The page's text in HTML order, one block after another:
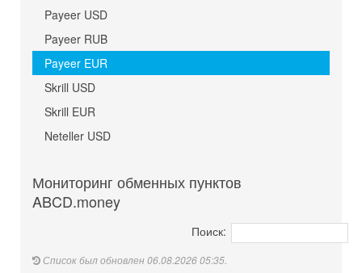
Payeer USD
Payeer RUB
Payeer EUR
Skrill USD
Skrill EUR
Neteller USD
Мониторинг обменных пунктов
ABCD.money
Поиск:
Список был обновлен 06.08.2026 05:35.